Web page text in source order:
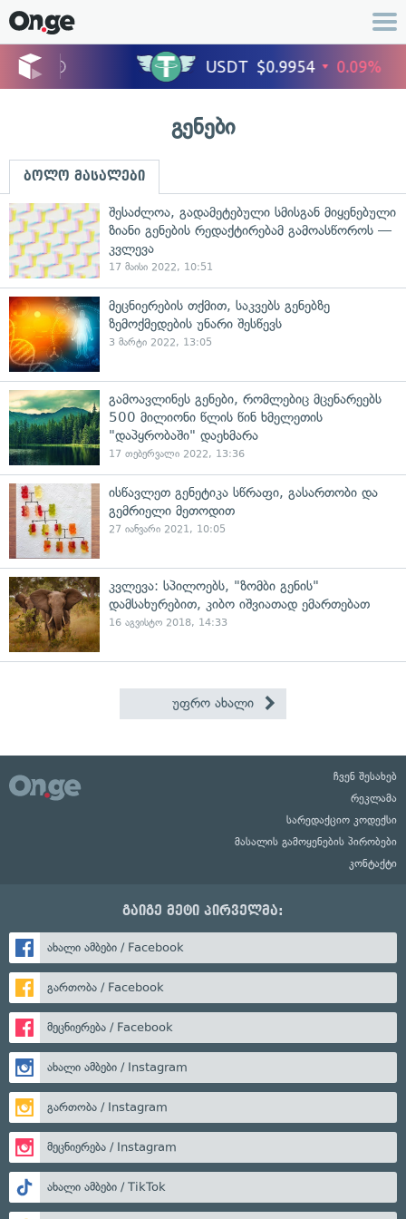
გენები
ბოლო მასალები
შესაძლოა, გადამეტებული სმისგან მიყენებული
ზიანი გენების რედაქტირებამ გამოასწოროს —
კვლევა
17 მაისი 2022, 10:51
მეცნიერების თქმით, საკვებს გენებზე
ზემოქმედების უნარი შესწევს
3 მარტი 2022, 13:05
გამოავლინეს გენები, რომლებიც მცენარეებს
500 მილიონი წლის წინ ხმელეთის
"დაპყრობაში" დაეხმარა
17 თებერვალი 2022, 13:36
ისწავლეთ გენეტიკა სწრაფი, გასართობი და
გემრიელი მეთოდით
27 იანვარი 2021, 10:05
კვლევა: სპილოებს, "ზომბი გენის"
დამსახურებით, კიბო იშვიათად ემართებათ
16 აგვისტო 2018, 14:33
უფრო ახალი
ჩვენ შესახებ
რეკლამა
სარედაქციო კოდექსი
მასალის გამოყენების პირობები
კონტაქტი
გაიგე მეტი პირველმა:
ახალი ამბები / Facebook
გართობა / Facebook
მეცნიერება / Facebook
ახალი ამბები / Instagram
გართობა / Instagram
მეცნიერება / Instagram
ახალი ამბები / TikTok